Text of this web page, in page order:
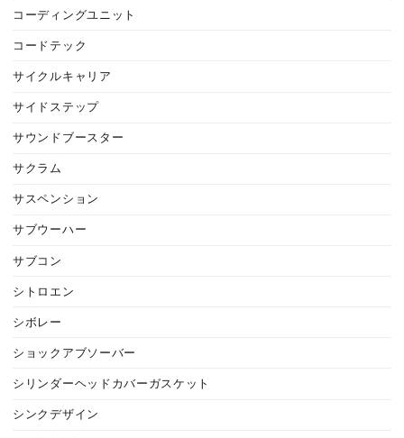
コーディングユニット
コードテック
サイクルキャリア
サイドステップ
サウンドブースター
サクラム
サスペンション
サブウーハー
サブコン
シトロエン
シボレー
ショックアブソーバー
シリンダーヘッドカバーガスケット
シンクデザイン